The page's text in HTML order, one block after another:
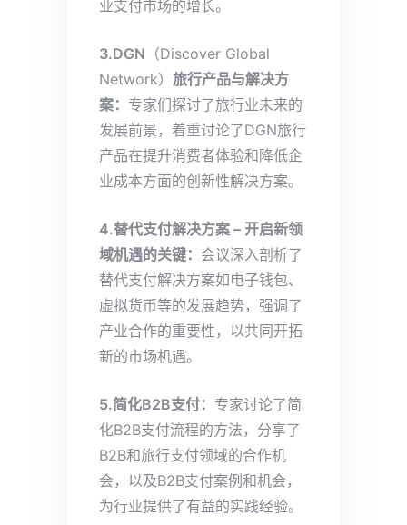
业支付市场的增长。
3.DGN （Discover Global
Network） 旅行产品与解决方
案： 专家们探讨了旅行业未来的
发展前景，着重讨论了DGN旅行
产品在提升消费者体验和降低企
业成本方面的创新性解决方案。
4.替代支付解决方案 – 开启新领
域机遇的关键： 会议深入剖析了
替代支付解决方案如电子钱包、
虚拟货币等的发展趋势，强调了
产业合作的重要性，以共同开拓
新的市场机遇。
5.简化B2B支付： 专家讨论了简
化B2B支付流程的方法，分享了
B2B和旅行支付领域的合作机
会，以及B2B支付案例和机会，
为行业提供了有益的实践经验。